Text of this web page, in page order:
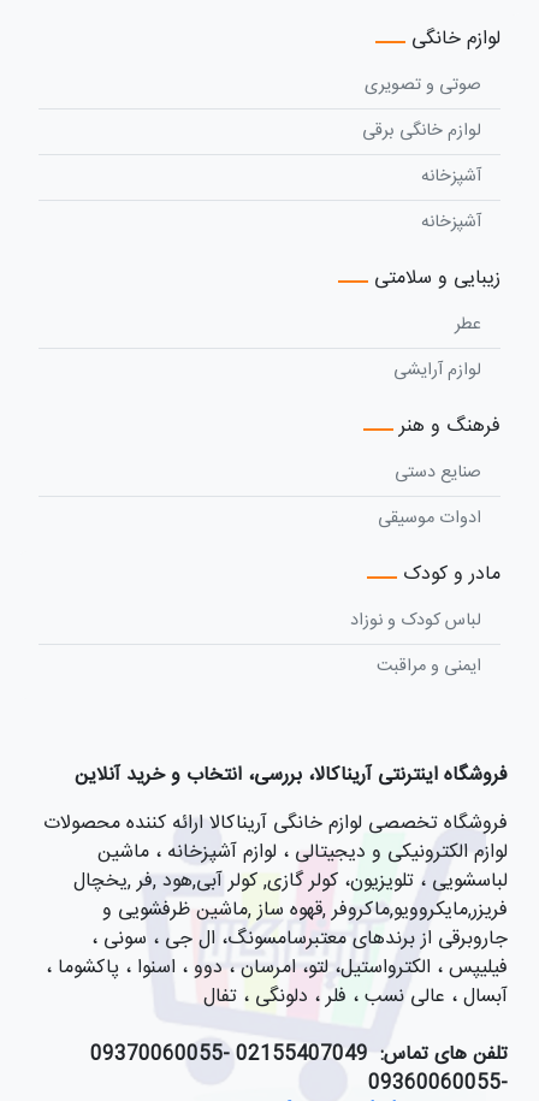
فروشگاه اینترنتی آریناکالا، بررسی، انتخاب و خرید آنلاین
فروشگاه تخصصی لوازم خانگی آریناکالا ارائه کننده محصولات
لوازم الکترونیکی و دیجیتالی ، لوازم آشپزخانه ، ماشین
لباسشویی ، تلویزیون، کولر گازی, کولر آبی,هود ,فر ,یخچال
فریزر,مایکروویو,ماکروفر ,قهوه ساز ,ماشین ظرفشویی و
جاروبرقی از برندهای معتبرسامسونگ، ال جی ، سونی ،
فیلیپس ، الکترواستیل، لتو، امرسان ، دوو ، اسنوا ، پاکشوما ،
آبسال ، عالی نسب ، فلر ، دلونگی ، تفال
تلفن های تماس:
021
55407049 -09370060055
-09360060055
لوازم خانگی
صوتی و تصویری
لوازم خانگی برقی
آشپزخانه
آشپزخانه
زیبایی و سلامتی
عطر
لوازم آرایشی
فرهنگ و هنر
صنایع دستی
ادوات موسیقی
مادر و کودک
لباس کودک و نوزاد
ایمنی و مراقبت